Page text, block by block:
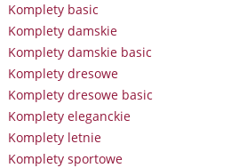
Komplety basic
Komplety damskie
Komplety damskie basic
Komplety dresowe
Komplety dresowe basic
Komplety eleganckie
Komplety letnie
Komplety sportowe